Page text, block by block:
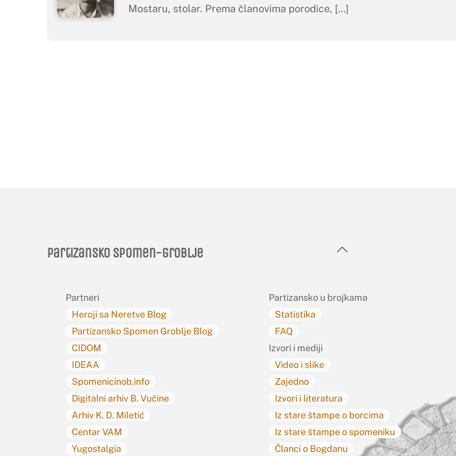
Mostaru, stolar. Prema članovima porodice, […]
Back
Partizansko spomen-groblje
Partneri
Heroji sa Neretve Blog
Partizansko Spomen Groblje Blog
CIDOM
IDEAA
Spomenicinob.info
Digitalni arhiv B. Vučine
Arhiv K. D. Miletić
Centar VAM
Yugostalgia
Partizansko u brojkama
Statistika
FAQ
Izvori i mediji
Video i slike
Zajedno
Izvori i literatura
Iz stare štampe o borcima
Iz stare štampe o spomeniku
Članci o Bogdanu